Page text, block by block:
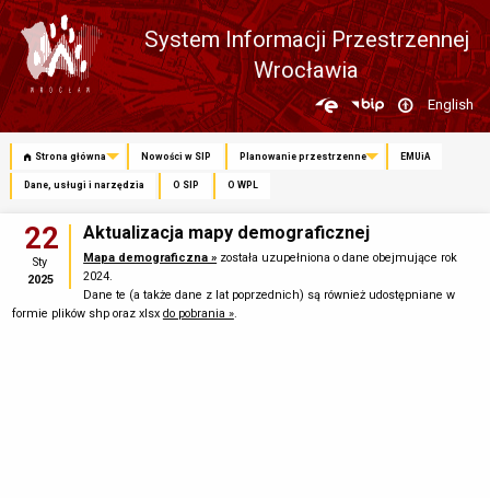
System Informacji Przestrzennej
Wrocławia
Zmień
język
English
Strona główna Nowości w SIP Planowanie przestrzenne EMUiA
Dane, usługi i narzędzia O SIP O WPL
22
Sty
2025
Aktualizacja mapy demograficznej
Mapa demograficzna » została uzupełniona o dane obejmujące rok
2024.
Dane te (a także dane z lat poprzednich) są również udostępniane w
formie plików shp oraz xlsx do pobrania ».